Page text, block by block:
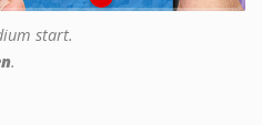
start.
.